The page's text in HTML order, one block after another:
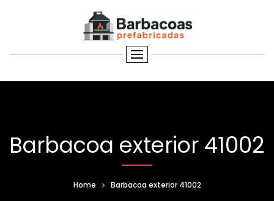
Barbacoa exterior 41002
Home Barbacoa exterior 41002